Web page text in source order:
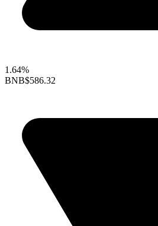
1.64%
BNB$586.32